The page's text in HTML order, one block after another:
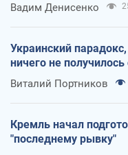
Вадим Денисенко
Украинский
ничего не
Виталий Портников
Кремль начал
"последнему рывку"